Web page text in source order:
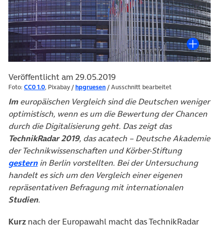
Veröffentlicht am 29.05.2019
Foto: CC0 1.0, Pixabay /hpgruesen / Ausschnitt bearbeitet
Imeuropäischen Vergleich sind die Deutschen weniger
optimistisch, wenn es um die Bewertung der Chancen
durch die Digitalisierung geht. Das zeigt das
TechnikRadar 2019, das acatech – Deutsche Akademie
der Technikwissenschaften und Körber-Stiftung
gestern(öffnet in neuem Tab)
in Berlin vorstellten. Bei der Untersuchung
handelt es sich um den Vergleich einer eigenen
repräsentativen Befragung mit internationalen
Studien.
Kurz nach der Europawahl macht das TechnikRadar